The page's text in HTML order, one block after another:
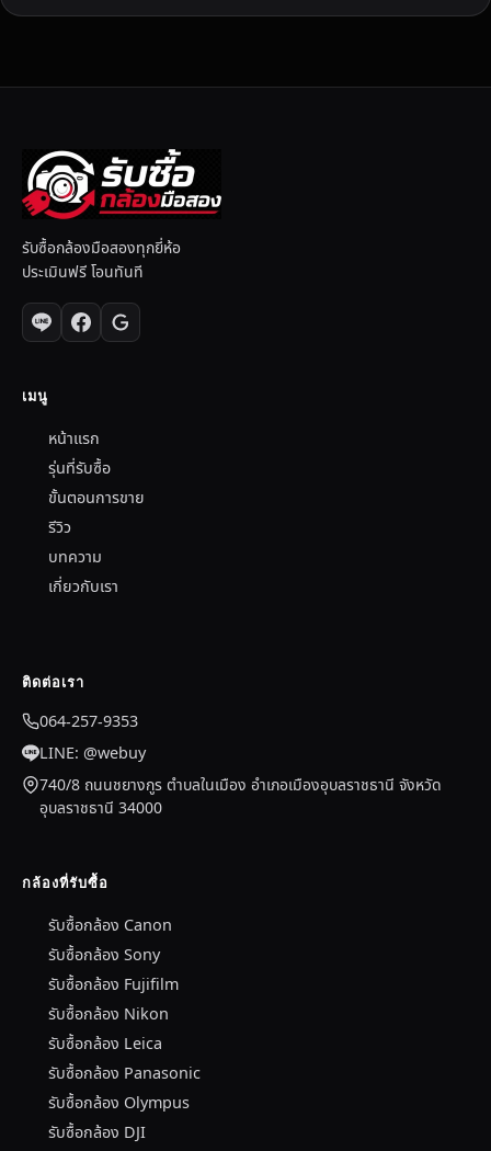
รับซื้อกล้องมือสองทุกยี่ห้อ
ประเมินฟรี โอนทันที
เมนู
หน้าแรก
รุ่นที่รับซื้อ
ขั้นตอนการขาย
รีวิว
บทความ
เกี่ยวกับเรา
ติดต่อเรา
064-257-9353
LINE: @webuy
740/8 ถนนชยางกูร ตำบลในเมือง อำเภอเมืองอุบลราชธานี จังหวัด
อุบลราชธานี 34000
กล้องที่รับซื้อ
รับซื้อกล้อง Canon
รับซื้อกล้อง Sony
รับซื้อกล้อง Fujifilm
รับซื้อกล้อง Nikon
รับซื้อกล้อง Leica
รับซื้อกล้อง Panasonic
รับซื้อกล้อง Olympus
รับซื้อกล้อง DJI